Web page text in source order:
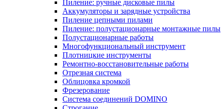
Пиление: ручные дисковые пилы
Аккумуляторы и зарядные устройства
Пиление цепными пилами
Пиление: полустационарные монтажные пилы
Полустационарные работы
Многофункциональный инструмент
Плотницкие инструменты
Ремонтно-восстановительные работы
Отрезная система
Облицовка кромкой
Фрезерование
Система соединений DOMINO